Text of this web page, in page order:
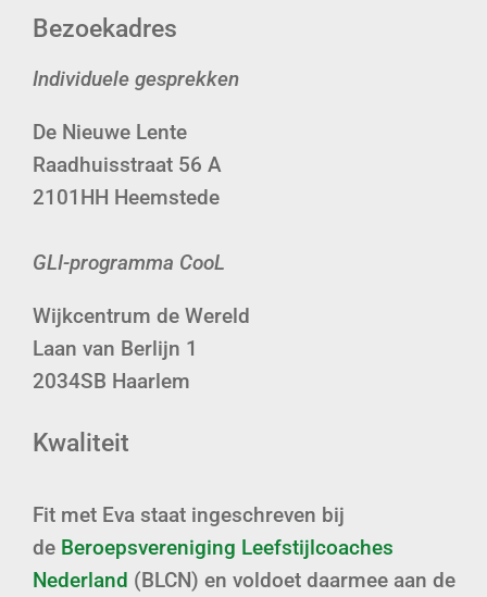
Bezoekadres
Individuele gesprekken
De Nieuwe Lente
Raadhuisstraat 56 A
2101HH Heemstede
GLI-programma CooL
Wijkcentrum de Wereld
Laan van Berlijn 1
2034SB Haarlem
Kwaliteit
Fit met Eva staat ingeschreven bij
de Beroepsvereniging Leefstijlcoaches
Nederland (BLCN) en voldoet daarmee aan de